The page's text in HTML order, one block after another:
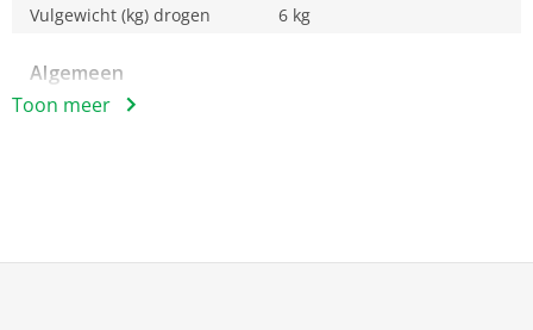
Vulgewicht (kg) drogen 6 kg
Algemeen
Toon meer